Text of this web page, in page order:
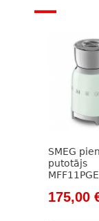
SMEG
putotājs
Original
175,00